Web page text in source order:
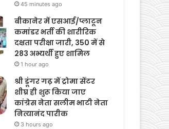
45 minutes ago
बीकानेर में एसआई/प्लाटून
कमांडर भर्ती की शारीरिक
दक्षता परीक्षा जारी, 350 में से
283 अभ्यर्थी हुए शामिल
1 hour ago
श्री डूंगर गढ़ में ट्रोमा सेंटर
शीघ्र ही शुरू किया जाए
कांग्रेस नेता सलीम भाटी नेता
नित्यानंद पारीक
3 hours ago